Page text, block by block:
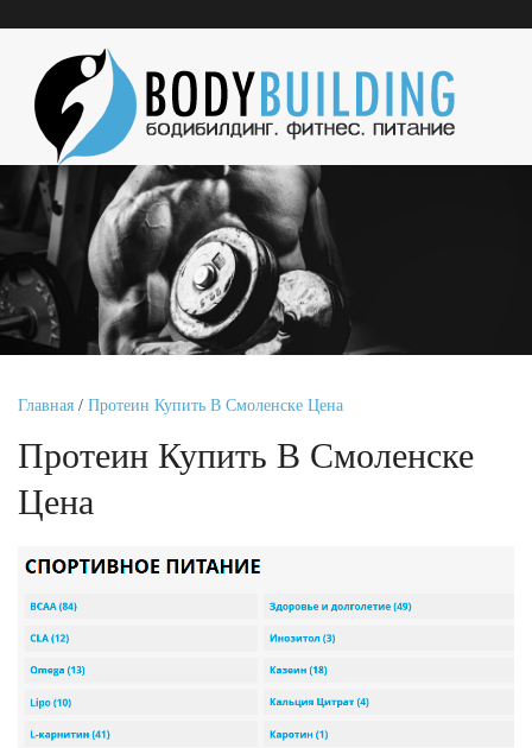
Главная / Протеин Купить В Смоленске Цена
Протеин Купить В Смоленске
Цена